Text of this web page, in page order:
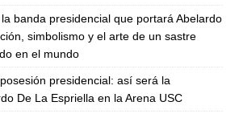
banda presidencial que portará Abelardo
simbolismo y el arte de un sastre
en el mundo
presidencial: así será la
De La Espriella en la Arena USC